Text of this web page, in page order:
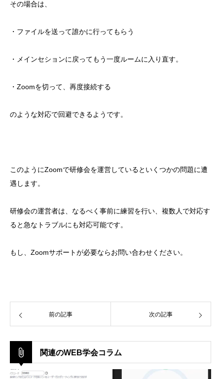
その場合は、
・ファイルを送って誰かに行ってもらう
・メインセションに戻ってもう一度ルームに入り直す。
・Zoomを切って、再度接続する
のような対応で回避できるようです。
このようにZoomで研修会を運営しているといくつかの問題に遭
遇します。
研修会の運営者は、なるべく事前に練習を行い、複数人で対応す
ると急なトラブルにも対応可能です。
もし、Zoomサポートが必要ならお問い合わせください。
前の記事 次の記事
関連のWEB学会コラム